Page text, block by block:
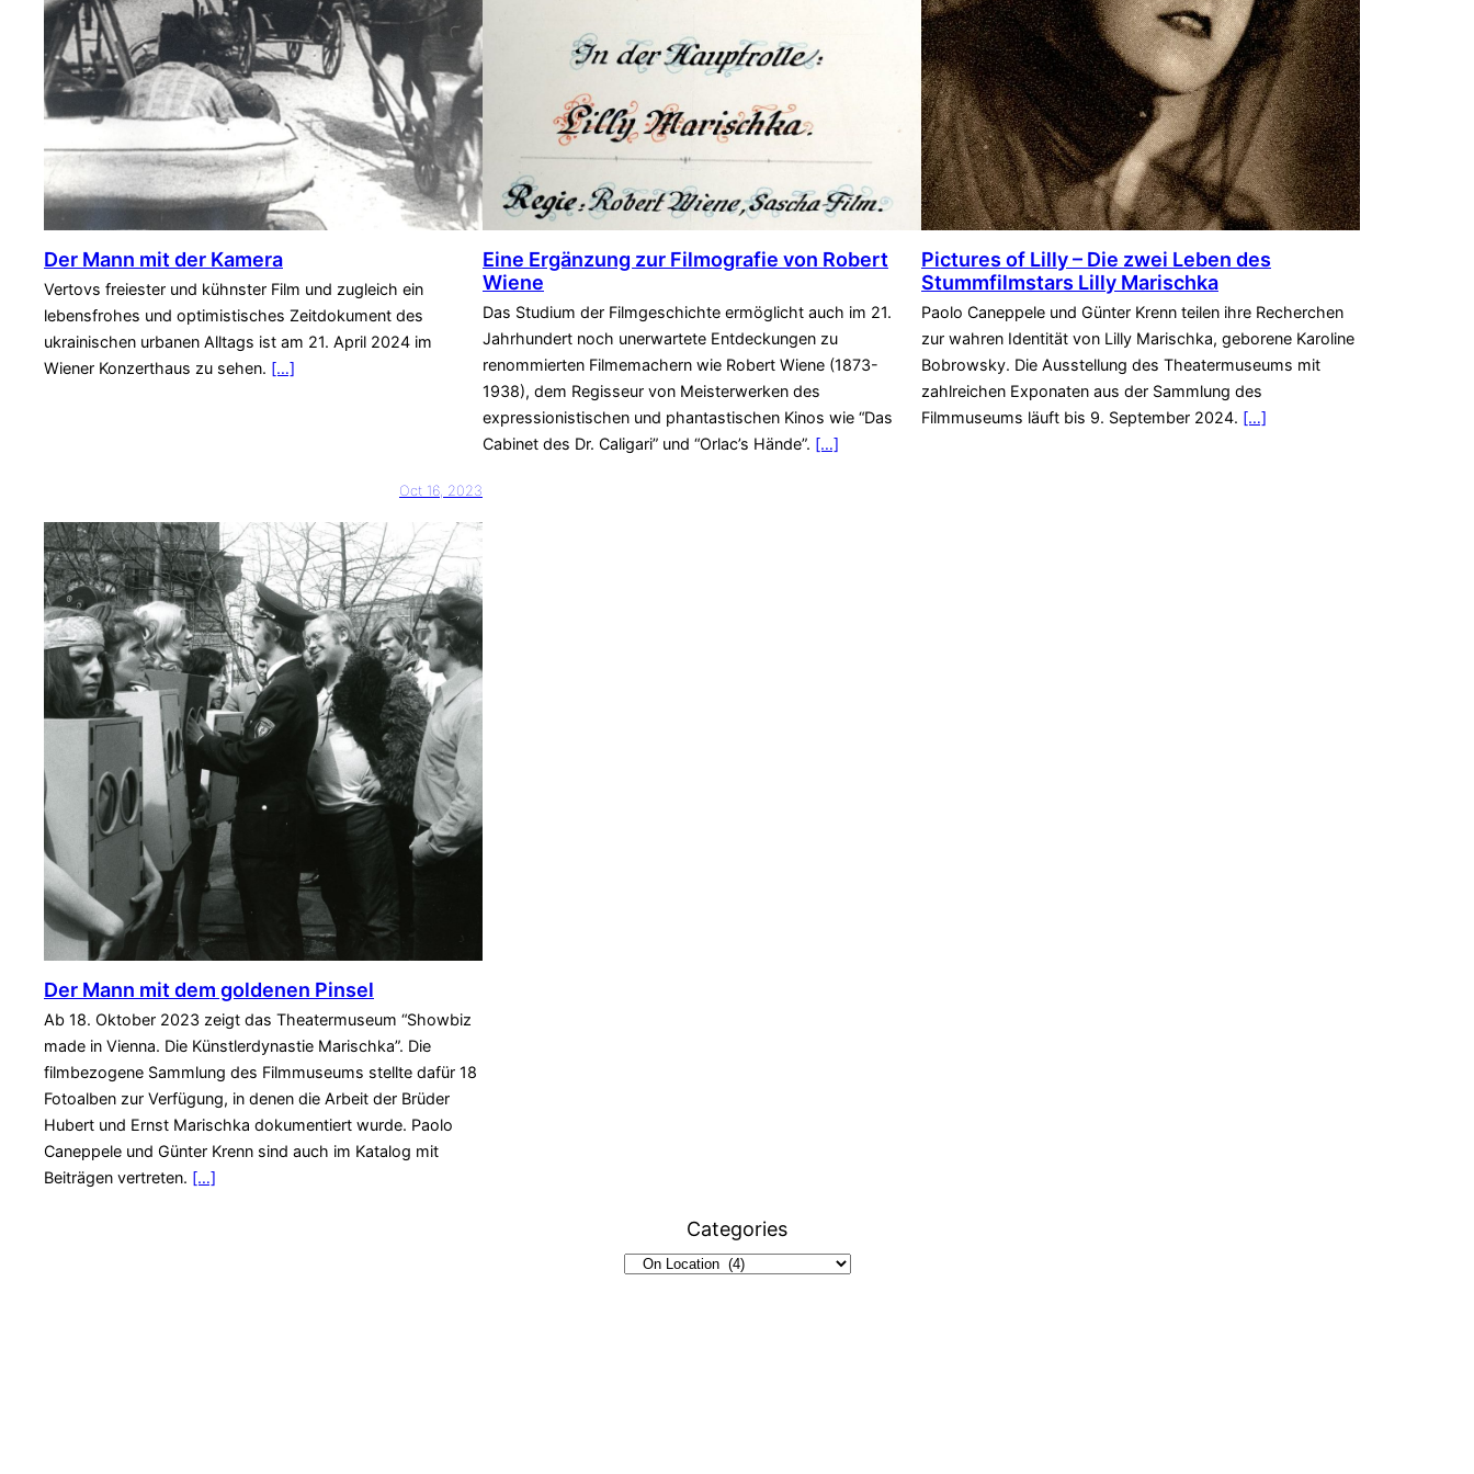
Der Mann mit der Kamera
Vertovs freiester und kühnster Film und zugleich ein
lebensfrohes und optimistisches Zeitdokument des
ukrainischen urbanen Alltags ist am 21. April 2024 im
Wiener Konzerthaus zu sehen. […]
Eine Ergänzung zur Filmografie von Robert
Wiene
Das Studium der Filmgeschichte ermöglicht auch im 21.
Jahrhundert noch unerwartete Entdeckungen zu
renommierten Filmemachern wie Robert Wiene (1873-
1938), dem Regisseur von Meisterwerken des
expressionistischen und phantastischen Kinos wie “Das
Cabinet des Dr. Caligari” und “Orlac’s Hände”. […]
Pictures of Lilly – Die zwei Leben des
Stummfilmstars Lilly Marischka
Paolo Caneppele und Günter Krenn teilen ihre Recherchen
zur wahren Identität von Lilly Marischka, geborene Karoline
Bobrowsky. Die Ausstellung des Theatermuseums mit
zahlreichen Exponaten aus der Sammlung des
Filmmuseums läuft bis 9. September 2024. […]
Oct 16, 2023
Der Mann mit dem goldenen Pinsel
Ab 18. Oktober 2023 zeigt das Theatermuseum “Showbiz
made in Vienna. Die Künstlerdynastie Marischka”. Die
filmbezogene Sammlung des Filmmuseums stellte dafür 18
Fotoalben zur Verfügung, in denen die Arbeit der Brüder
Hubert und Ernst Marischka dokumentiert wurde. Paolo
Caneppele und Günter Krenn sind auch im Katalog mit
Beiträgen vertreten. […]
Categories